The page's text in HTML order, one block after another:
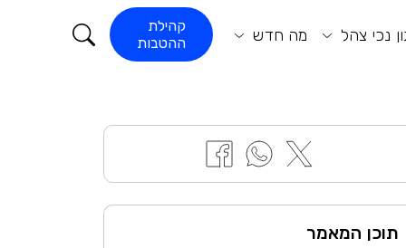
נכי צהל מה חדש
קהילת
ההטבות
תוכן המאמר
קורא התוכן